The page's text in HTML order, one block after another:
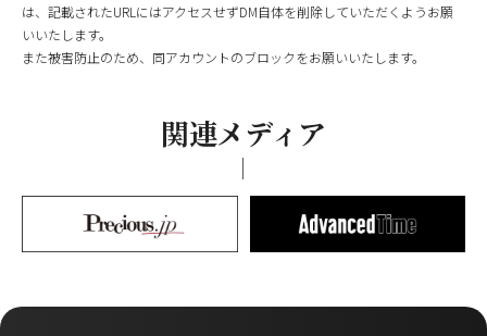
は、記載されたURLにはアクセスせずDM自体を削除していただくようお願
いいたします。
また被害防止のため、同アカウントのブロックをお願いいたします。
関連メディア